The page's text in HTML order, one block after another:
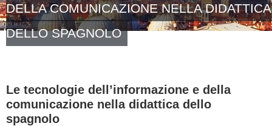
DELLA COMUNICAZIONE NELLA DIDATTICA
DELLO SPAGNOLO
Le tecnologie dell’informazione e della
comunicazione nella didattica dello
spagnolo